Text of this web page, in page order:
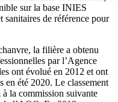
sur la base INIES
sanitaires de référence pour
la filière a obtenu
par l’Agence
ont évolué en 2012 et ont
en été 2020. Le classement
la commission suivante